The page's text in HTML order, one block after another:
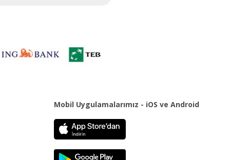
Mobil Uygulamalarımız - iOS ve Android